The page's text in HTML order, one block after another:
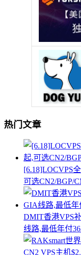
热门文章
[6.18]LOCVPS
可选CN2/BGP/
DMIT香港VPS
线路,最低年付